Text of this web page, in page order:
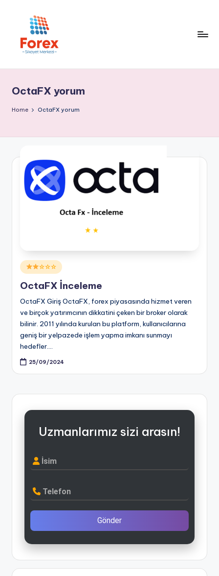
OctaFX yorum
Home OctaFX yorum
Posted
in
☆☆☆
OctaFX İnceleme
OctaFX Giriş OctaFX, forex piyasasında hizmet veren
ve birçok yatırımcının dikkatini çeken bir broker olarak
bilinir. 2011 yılında kurulan bu platform, kullanıcılarına
geniş bir yelpazede işlem yapma imkanı sunmayı
hedefler.…
25/09/2024
Uzmanlarımız sizi arasın!
İsim
Telefon
Gönder